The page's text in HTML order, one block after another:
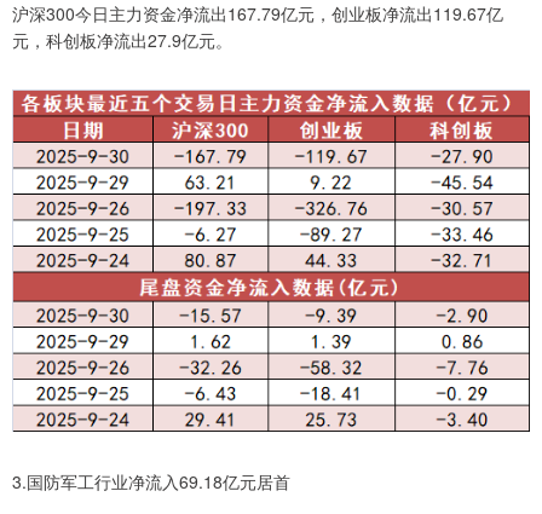
沪深300今日主力资金净流出167.79亿元，创业板净流出119.67亿
元，科创板净流出27.9亿元。
3.国防军工行业净流入69.18亿元居首